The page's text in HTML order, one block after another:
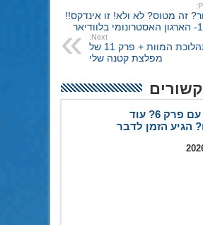
זה מטוס? לא ולא! זו אינדקס!!
Next:
פרק 7 של תהלוכת המוות + פרק 11 של
מפלצת קטנה שלי
תהית מה עם פרק 6? עוד
הגיע הזמן לדבר